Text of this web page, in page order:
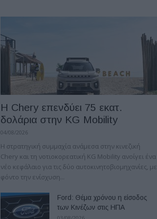
Η Chery επενδύει 75 εκατ.
δολάρια στην KG Mobility
04/08/2026
H στρατηγική συμμαχία ανάμεσα στην κινεζική
Chery και τη νοτιοκορεατική KG Mobility ανοίγει ένα
νέο κεφάλαιο για τις δύο αυτοκινητοβιομηχανίες, με
φόντο την ενίσχυση...
Ford: Θέμα χρόνου η είσοδος
των Κινέζων στις ΗΠΑ